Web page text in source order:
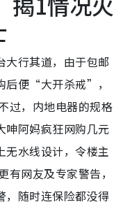
大行其道，由于包邮
后便“大开杀戒”，
过，内地电器的规格
呻阿妈疯狂网购几元
无水线设计，令楼主
网友及专家警告，
，随时连保险都没得